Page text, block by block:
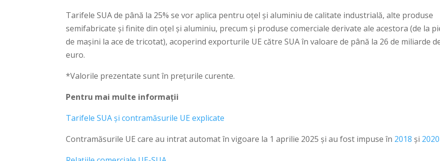
Tarifele SUA de până la 25% se vor aplica pentru oțel și aluminiu de calitate industrială, alte produse
semifabricate și finite din oțel și aluminiu, precum și produse comerciale derivate ale acestora (de la
de mașini la ace de tricotat), acoperind exporturile UE către SUA în valoare de până la 26 de miliarde
euro.
*Valorile prezentate sunt în prețurile curente.
Pentru mai multe informații
Tarifele SUA și contramăsurile UE explicate
Contramăsurile UE care au intrat automat în vigoare la 1 aprilie 2025 și au fost impuse în 2018 și 2020